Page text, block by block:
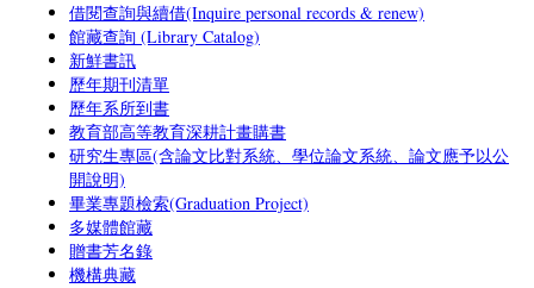
借閱查詢與續借(Inquire personal records & renew)
館藏查詢 (Library Catalog)
新鮮書訊
歷年期刊清單
歷年系所到書
教育部高等教育深耕計畫購書
研究生專區(含論文比對系統、學位論文系統、論文應予以公
開說明)
畢業專題檢索(Graduation Project)
多媒體館藏
贈書芳名錄
機構典藏